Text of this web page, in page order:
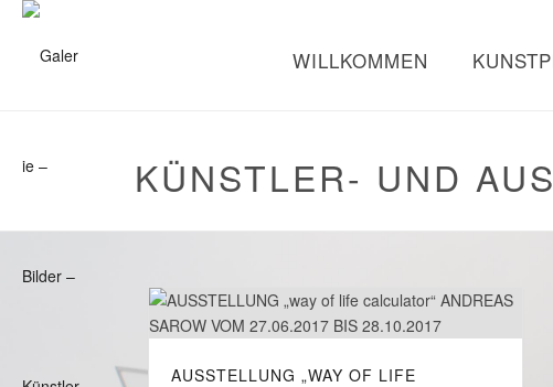
WILLKOMMEN
KÜNSTLER- UND
AUSSTELLUNG „WAY OF LIFE